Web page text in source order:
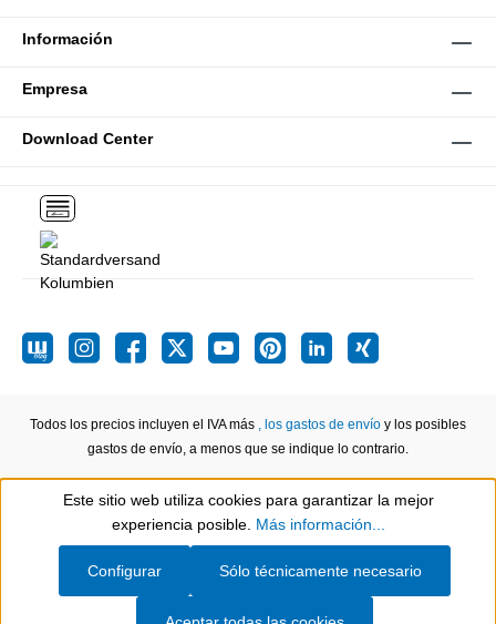
Información
Empresa
Download Center
Todos los precios incluyen el IVA más , los gastos de envío y los posibles
gastos de envío, a menos que se indique lo contrario.
Show toolbar
Este sitio web utiliza cookies para garantizar la mejor
experiencia posible. Más información...
Sólo técnicamente necesario
Configurar